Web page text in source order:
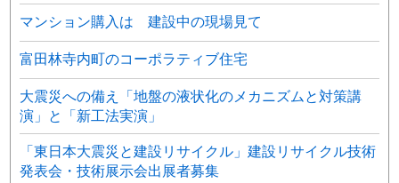
マンション購入は 建設中の現場見て
富田林寺内町のコーポラティブ住宅
大震災への備え「地盤の液状化のメカニズムと対策講
演」と「新工法実演」
「東日本大震災と建設リサイクル」建設リサイクル技術
発表会・技術展示会出展者募集